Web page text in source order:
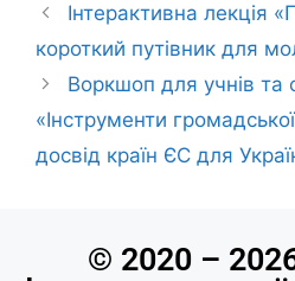
Інтерактивна лекція
короткий путівник для
Воркшоп для учнів та
«Інструменти
досвід країн ЄС для
© 2020 –